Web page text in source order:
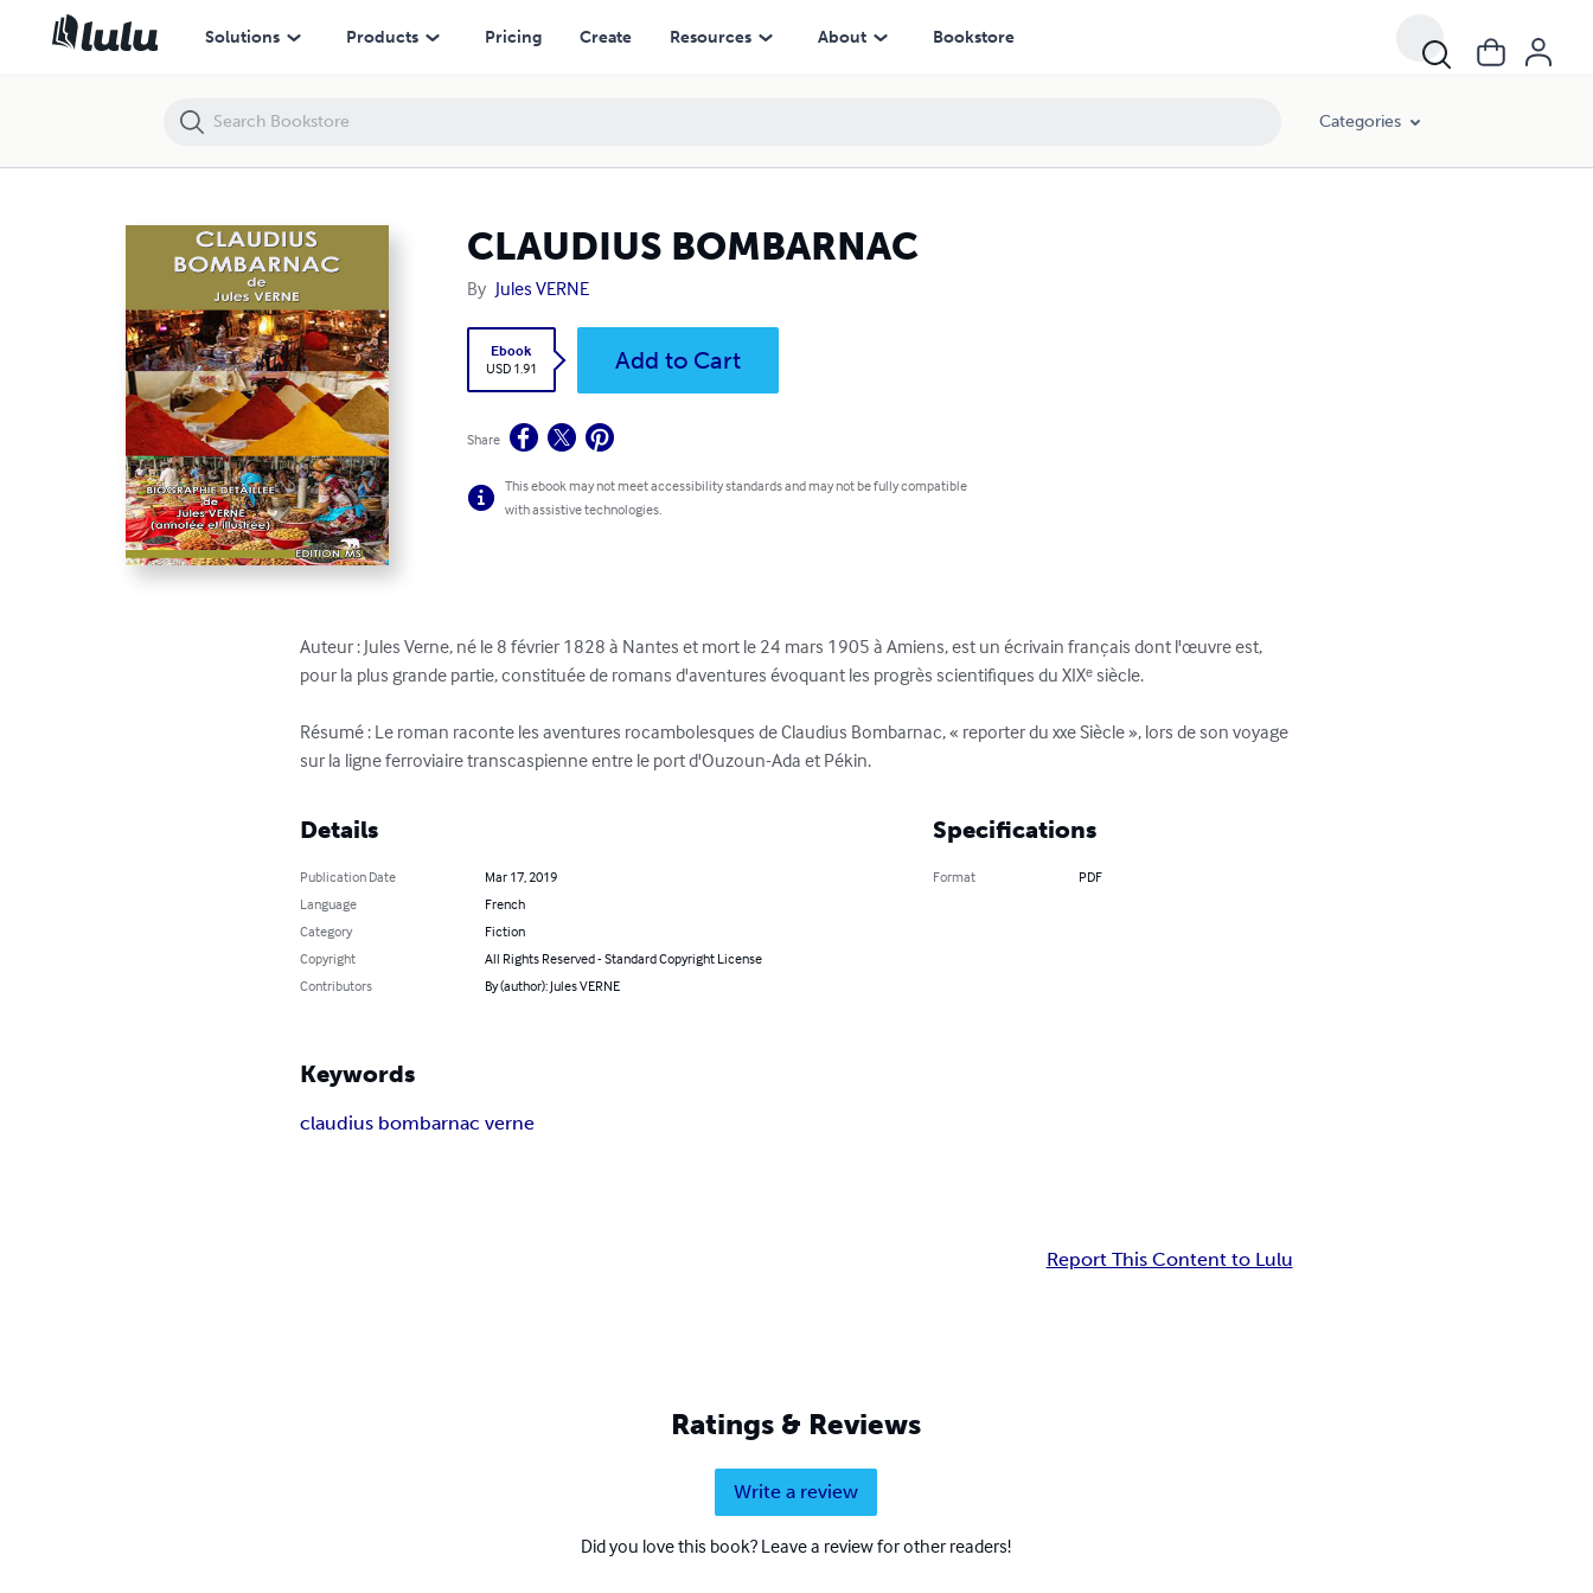
Solutions Products Pricing Create Resources About Bookstore
Categories
CLAUDIUS BOMBARNAC
By Jules VERNE
Ebook
USD 1.91
Add to Cart
Share
This ebook may not meet accessibility standards and may not be fully compatible
with assistive technologies.
Auteur : Jules Verne, né le 8 février 1828 à Nantes et mort le 24 mars 1905 à Amiens, est un écrivain français dont l'œuvre est,
pour la plus grande partie, constituée de romans d'aventures évoquant les progrès scientifiques du XIXᵉ siècle.
Résumé : Le roman raconte les aventures rocambolesques de Claudius Bombarnac, « reporter du xxe Siècle », lors de son voyage
sur la ligne ferroviaire transcaspienne entre le port d'Ouzoun-Ada et Pékin.
Details
Publication Date
Mar 17, 2019
Language
French
Category
Fiction
Copyright
All Rights Reserved - Standard Copyright License
Contributors
By (author): Jules VERNE
Specifications
Format PDF
Keywords
claudius bombarnac verne
Report This Content to Lulu
Ratings & Reviews
Write a review
Did you love this book? Leave a review for other readers!
CLAUDIUS BOMBARNAC